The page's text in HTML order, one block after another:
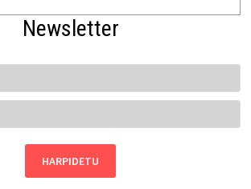
Newsletter